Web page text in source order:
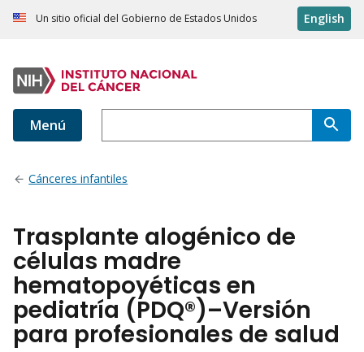
Un sitio oficial del Gobierno de Estados Unidos English
Menú
Cánceres infantiles
Trasplante alogénico de
células madre
hematopoyéticas en
pediatría (PDQ®)–Versión
para profesionales de salud